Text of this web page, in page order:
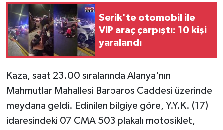
Serik'te otomobil ile
VIP araç çarpıştı: 10 kişi
yaralandı
Kaza, saat 23.00 sıralarında Alanya'nın
Mahmutlar Mahallesi Barbaros Caddesi üzerinde
meydana geldi. Edinilen bilgiye göre, Y.Y.K. (17)
idaresindeki 07 CMA 503 plakalı motosiklet,